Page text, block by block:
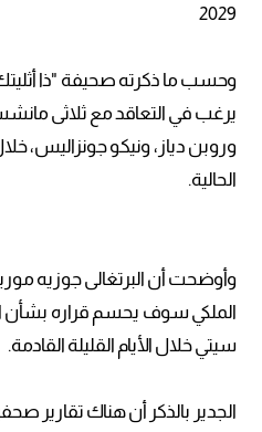
2029
وحسب ما ذكرته صحيفة "ذا
يرغب في التعاقد مع ثلاثى
وروبن دياز، ونيكو جونزاليس،
الحالية.
وأوضحت أن البرتغالى جوزيه
الملكي سوف يحسم قراره بشأن
سيتي خلال الأيام القليلة القادمة.
الجدير بالذكر أن هناك تقارير